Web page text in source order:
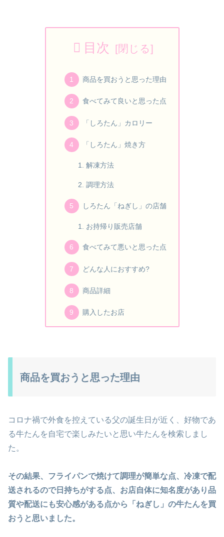
目次
商品を買おうと思った理由
食べてみて良いと思った点
「しろたん」カロリー
「しろたん」焼き方
解凍方法
調理方法
しろたん「ねぎし」の店舗
お持帰り販売店舗
食べてみて悪いと思った点
どんな人におすすめ?
商品詳細
購入したお店
商品を買おうと思った理由
コロナ禍で外食を控えている父の誕生日が近く、好物であ
る牛たんを自宅で楽しみたいと思い牛たんを検索しまし
た。
その結果、フライパンで焼けて調理が簡単な点、冷凍で配
送されるので日持ちがする点、お店自体に知名度があり品
質や配送にも安心感がある点から「ねぎし」の牛たんを買
おうと思いました。